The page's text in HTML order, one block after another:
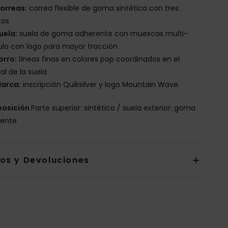
correa flexible de goma sintética con tres
suela de goma adherente con muescas multi-
con logo para mayor tracción
líneas finas en colores pop coordinados en el
de la suela
inscripción Quiksilver y logo Mountain Wave
Parte superior: sintético / suela exterior: goma
y Devoluciones